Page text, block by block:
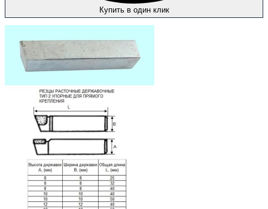
Купить в один клик